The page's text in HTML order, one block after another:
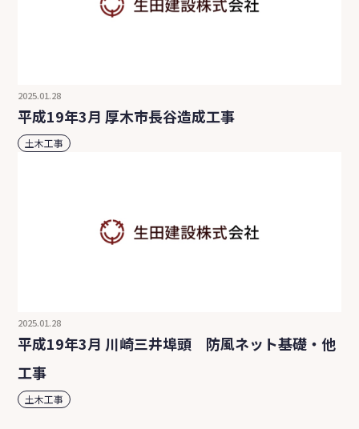
2025.01.28
平成19年3月 厚木市長谷造成工事
土木工事
2025.01.28
平成19年3月 川崎三井埠頭 防風ネット基礎・他
工事
土木工事